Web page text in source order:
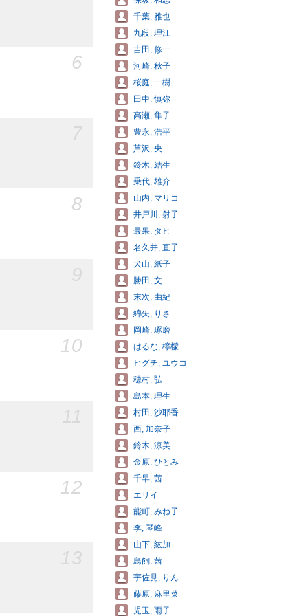
6
8
10
12
千葉, 雅也
九段, 理江
吉田, 修一
河崎, 秋子
桜庭, 一樹
田中, 慎弥
高瀬, 隼子
豊永, 浩平
芦沢, 央
鈴木, 結生
乗代, 雄介
山内, マリコ
井戸川, 射子
最果, タヒ
名久井, 直子.
犬山, 紙子
勝田, 文
末次, 由紀
綿矢, りさ
岡崎, 琢磨
はるな, 檸檬
ヒグチ, ユウコ
穂村, 弘
島本, 理生
村田, 沙耶香
西, 加奈子
鈴木, 涼美
金原, ひとみ
千早, 茜
エリイ
能町, みね子
李, 琴峰
山下, 紘加
鳥飼, 茜
宇佐見, りん
藤原, 麻里菜
児玉, 雨子